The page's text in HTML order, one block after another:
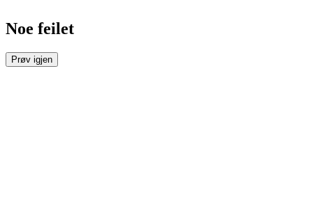
Noe feilet
Prøv igjen